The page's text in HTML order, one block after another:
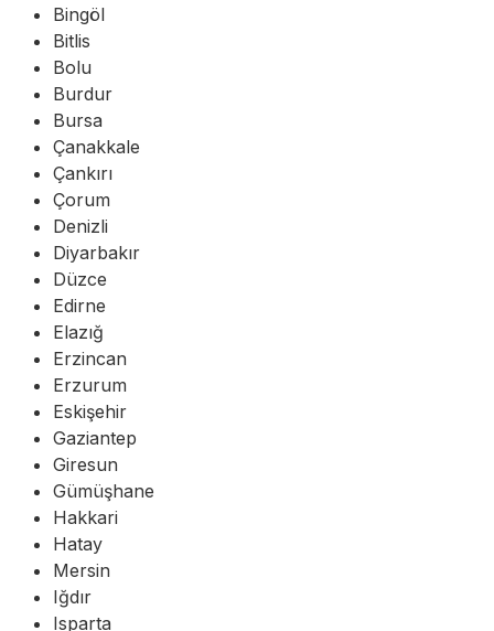
Bingöl
Bitlis
Bolu
Burdur
Bursa
Çanakkale
Çankırı
Çorum
Denizli
Diyarbakır
Düzce
Edirne
Elazığ
Erzincan
Erzurum
Eskişehir
Gaziantep
Giresun
Gümüşhane
Hakkari
Hatay
Mersin
Iğdır
Isparta